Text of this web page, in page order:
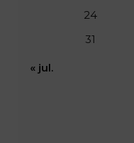
24
31
« jul.